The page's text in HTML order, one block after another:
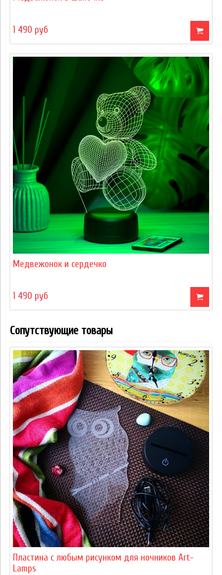
1 490 руб
Медвежонок и сердечко
1 490 руб
Сопутствующие товары
Пластина с любым рисунком для ночников Art-
Lamps